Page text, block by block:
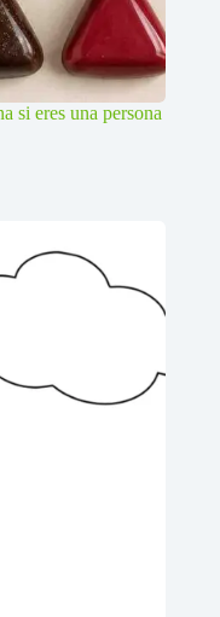
si eres una persona